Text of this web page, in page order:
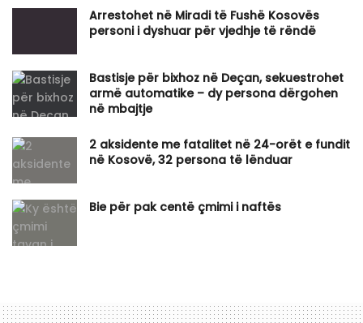
Arrestohet në Miradi të Fushë Kosovës
personi i dyshuar për vjedhje të rëndë
Bastisje për bixhoz në Deçan, sekuestrohet
armë automatike – dy persona dërgohen
në mbajtje
2 aksidente me fatalitet në 24-orët e fundit
në Kosovë, 32 persona të lënduar
Bie për pak centë çmimi i naftës